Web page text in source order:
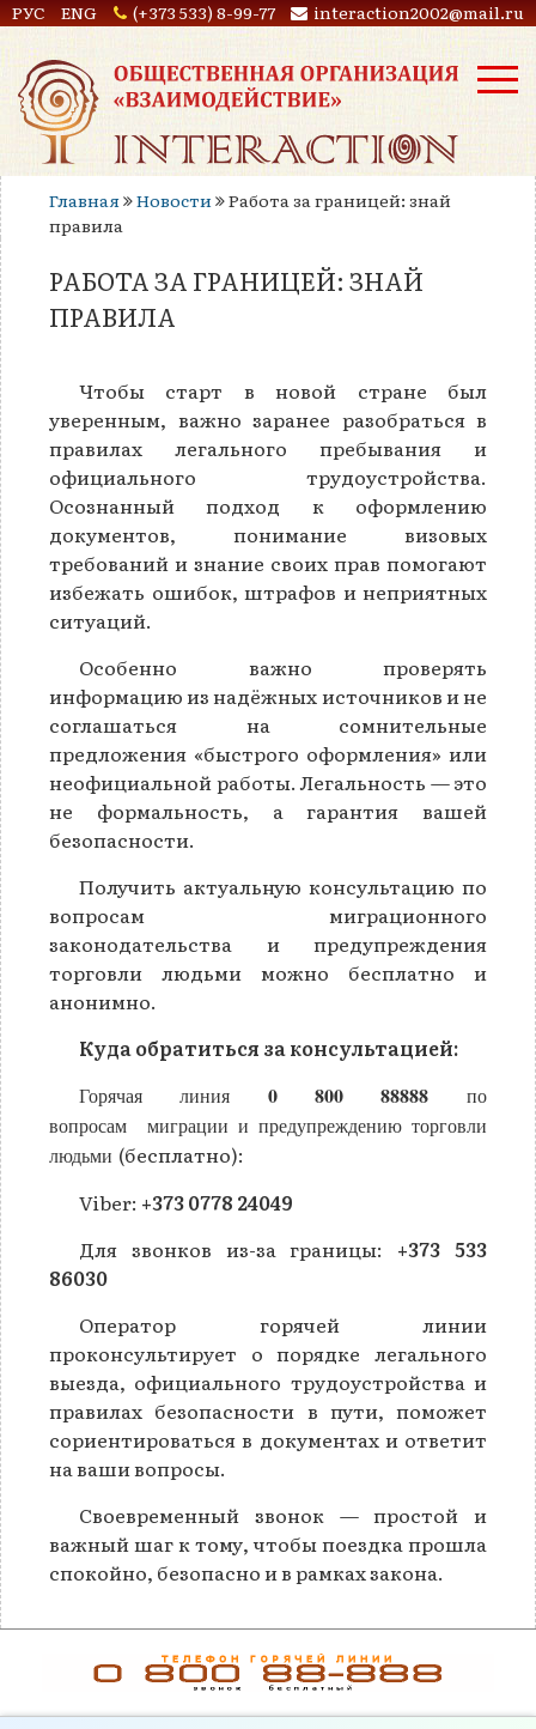
РУС ENG (+373 533) 8-99-77 interaction2002@mail.ru
Главная Новости
Работа за границей: знай
правила
РАБОТА ЗА ГРАНИЦЕЙ: ЗНАЙ
ПРАВИЛА
Чтобы старт в новой стране был
уверенным, важно заранее разобраться в
правилах легального пребывания и
официального трудоустройства.
Осознанный подход к оформлению
документов, понимание визовых
требований и знание своих прав помогают
избежать ошибок, штрафов и неприятных
ситуаций.
Особенно важно проверять
информацию из надёжных источников и не
соглашаться на сомнительные
предложения «быстрого оформления» или
неофициальной работы. Легальность — это
не формальность, а гарантия вашей
безопасности.
Получить актуальную консультацию по
вопросам миграционного
законодательства и предупреждения
торговли людьми можно бесплатно и
анонимно.
Куда обратиться за консультацией:
Горячая линия 0 800 88888
по
вопросам
миграции ипредупреждению торговли
людьми (бесплатно):
Viber: +373 0778 24049
Для звонков из-за границы: +373 533
86030
Оператор горячей линии
проконсультирует о порядке легального
выезда, официального трудоустройства и
правилах безопасности в пути, поможет
сориентироваться в документах и ответит
на ваши вопросы.
Своевременный звонок — простой и
важный шаг к тому, чтобы поездка прошла
спокойно, безопасно и в рамках закона.